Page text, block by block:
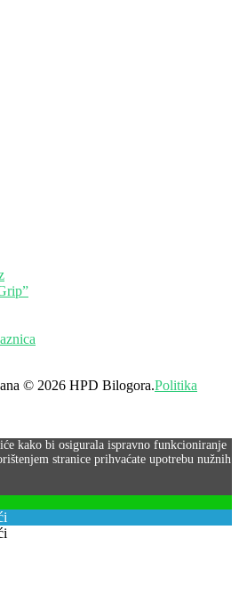
© 2026 HPD Bilogora.Politika
kako bi osigurala ispravno funkcioniranje
stranice prihvaćate upotrebu nužnih